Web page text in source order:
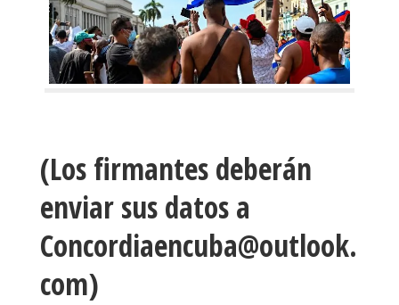
(Los firmantes deberán
enviar sus datos a
Concordiaencuba@outlook.
com)